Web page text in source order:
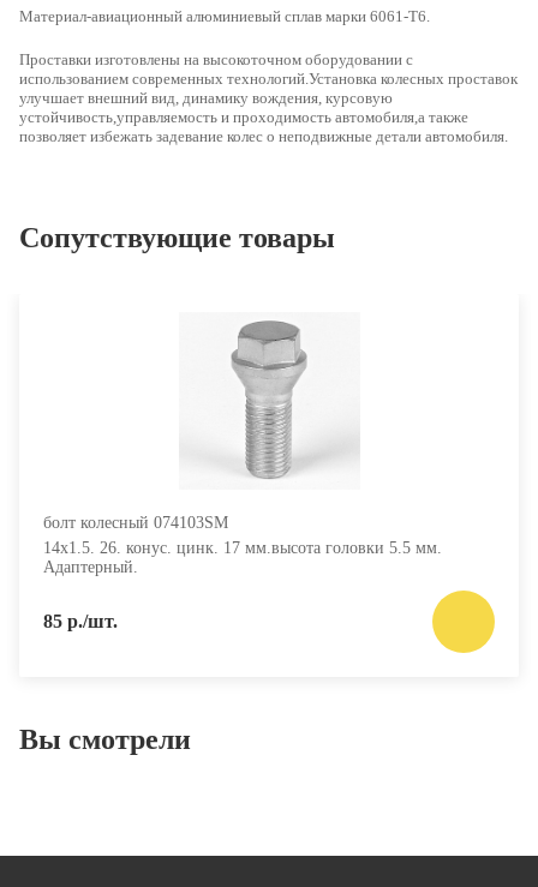
Материал-авиационный алюминиевый сплав марки 6061-Т6.
Проставки изготовлены на высокоточном оборудовании с
использованием современных технологий.Установка колесных проставок
улучшает внешний вид, динамику вождения, курсовую
устойчивость,управляемость и проходимость автомобиля,а также
позволяет избежать задевание колес о неподвижные детали автомобиля.
Сопутствующие товары
болт колесный 074103SM
14х1.5. 26. конус. цинк. 17 мм.высота головки 5.5 мм.
Адаптерный.
85 р./шт.
Вы смотрели